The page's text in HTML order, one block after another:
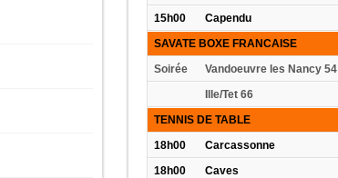
15h00
Capendu
SAVATE BOXE FRANCAISE
Soirée
Vandoeuvre les Nancy 54
Ille/Tet 66
TENNIS DE TABLE
18h00
Carcassonne
18h00
Caves